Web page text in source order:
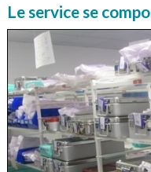
Le service se